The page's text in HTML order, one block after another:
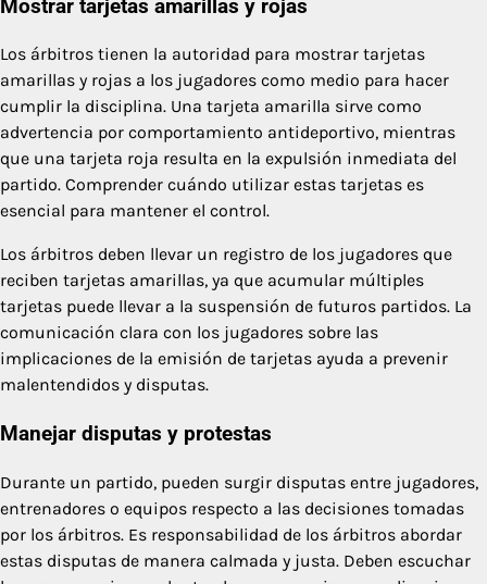
Mostrar tarjetas amarillas y rojas
Los árbitros tienen la autoridad para mostrar tarjetas
amarillas y rojas a los jugadores como medio para hacer
cumplir la disciplina. Una tarjeta amarilla sirve como
advertencia por comportamiento antideportivo, mientras
que una tarjeta roja resulta en la expulsión inmediata del
partido. Comprender cuándo utilizar estas tarjetas es
esencial para mantener el control.
Los árbitros deben llevar un registro de los jugadores que
reciben tarjetas amarillas, ya que acumular múltiples
tarjetas puede llevar a la suspensión de futuros partidos. La
comunicación clara con los jugadores sobre las
implicaciones de la emisión de tarjetas ayuda a prevenir
malentendidos y disputas.
Manejar disputas y protestas
Durante un partido, pueden surgir disputas entre jugadores,
entrenadores o equipos respecto a las decisiones tomadas
por los árbitros. Es responsabilidad de los árbitros abordar
estas disputas de manera calmada y justa. Deben escuchar